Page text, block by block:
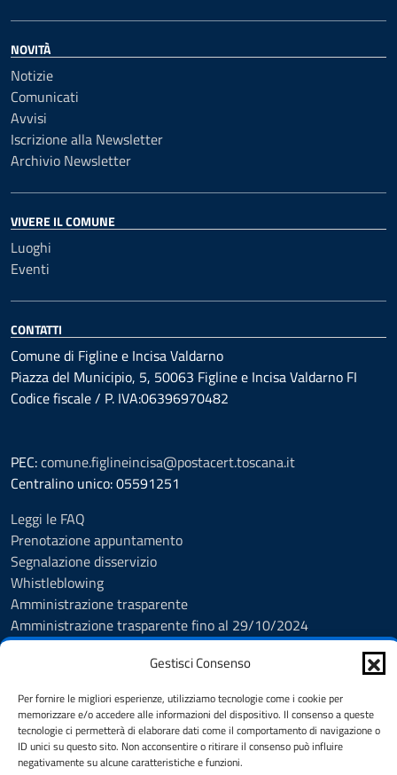
Gestisci Consenso
Per fornire le migliori esperienze, utilizziamo tecnologie come i cookie per
memorizzare e/o accedere alle informazioni del dispositivo. Il consenso a queste
tecnologie ci permetterà di elaborare dati come il comportamento di navigazione o
ID unici su questo sito. Non acconsentire o ritirare il consenso può influire
negativamente su alcune caratteristiche e funzioni.
NOVITÀ
Notizie
Comunicati
Avvisi
Iscrizione alla Newsletter
Archivio Newsletter
VIVERE IL COMUNE
Luoghi
Eventi
CONTATTI
Comune di Figline e Incisa Valdarno
Piazza del Municipio, 5, 50063 Figline e Incisa Valdarno FI
Codice fiscale / P. IVA:06396970482
PEC:comune.figlineincisa@postacert.toscana.it
Centralino unico: 05591251
Leggi le FAQ
Prenotazione appuntamento
Segnalazione disservizio
Whistleblowing
Amministrazione trasparente
Amministrazione trasparente fino al 29/10/2024
Nuovo Albo Pretorio
Cookie Policy
Informativa privacy
Dichiarazione di accessibilità
Note legali